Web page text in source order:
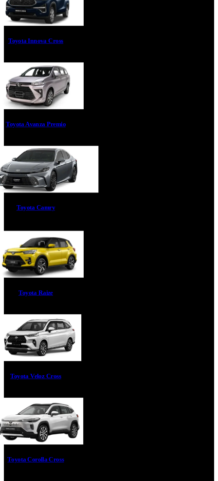
Toyota Innova Cross
Toyota Avanza Premio
Toyota Camry
Toyota Raize
Toyota Veloz Cross
Toyota Corolla Cross